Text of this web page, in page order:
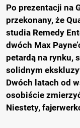
Po prezentacji na
przekonany, że
studia Remedy
dwóch Max
petardą na rynku,
solidnym
Dwóch latach od
osobiście
Niestety,